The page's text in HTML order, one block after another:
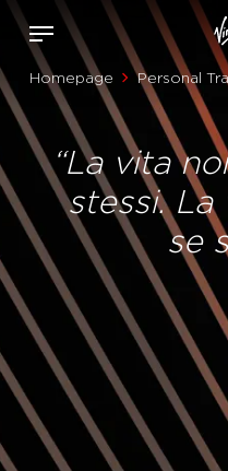
Homepage Personal
“La vita
stessi. La
se